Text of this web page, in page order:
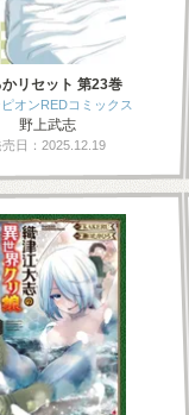
リセット 第23巻
オンREDコミックス
野上武志
売日：2025.12.19